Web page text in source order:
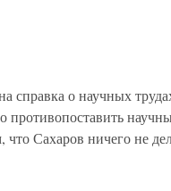
о научных
противопоставить
Сахаров ничего не